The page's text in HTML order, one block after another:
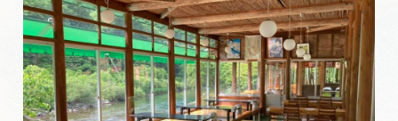
動画ライブラリー
お問い合わせ